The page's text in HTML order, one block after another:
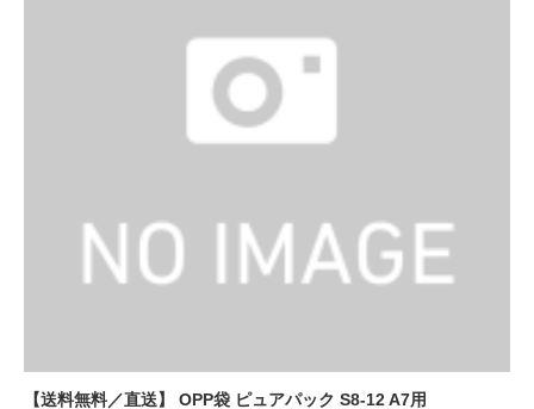
【送料無料／直送】 OPP袋 ピュアパック S8-12 A7用